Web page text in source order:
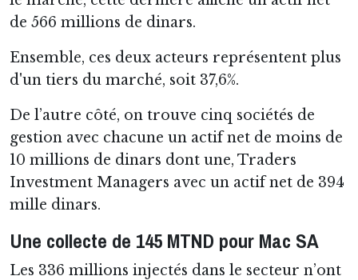
de 566 millions de dinars.
Ensemble, ces deux acteurs représentent plus
d'un tiers du marché, soit 37,6%.
De l’autre côté, on trouve cinq sociétés de
gestion avec chacune un actif net de moins de
10 millions de dinars dont une, Traders
Investment Managers avec un actif net de 394
mille dinars.
Une collecte de 145 MTND pour Mac SA
Les 336 millions injectés dans le secteur n’ont